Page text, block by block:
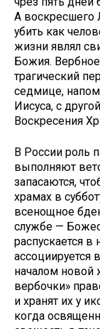
А воскресшего
убить как
жизни являл
Божия.
трагический
седмице,
Иисуса, с
Воскресения
В России роль
выполняют
запасаются,
храмах в
всенощное
службе —
распускается
ассоциируется
началом новой
вербочки»
и хранят их у
когда